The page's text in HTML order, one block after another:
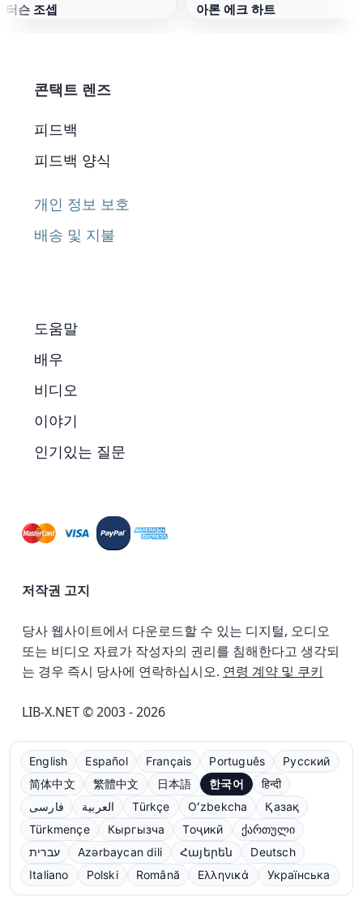
터슨 조셉 아론 에크 하트
콘택트 렌즈
피드백
피드백 양식
개인 정보 보호
배송 및 지불
도움말
배우
비디오
이야기
인기있는 질문
저작권 고지
당사 웹사이트에서 다운로드할 수 있는 디지털, 오디오
또는 비디오 자료가 작성자의 권리를 침해한다고 생각되
는 경우 즉시 당사에 연락하십시오. 연령 계약 및 쿠키
LIB-X.NET © 2003 - 2026
English Español Français Português
Русский
简体中文
繁體中文 日本語 한국어
हिन्दी
فارسی
العربية Türkçe Oʻzbekcha
Қазақ
Türkmençe
Кыргызча Тоҷикӣ
ქართული
עברית
Azərbaycan dili Հայերեն
Deutsch
Italiano
Polski Română Ελληνικά Українська